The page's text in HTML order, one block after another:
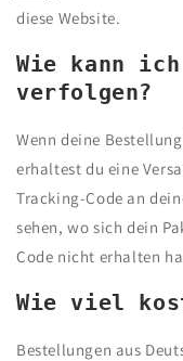
diese Website.
Wie kann ich
verfolgen?
Wenn deine
erhaltest du eine
Tracking-Code an
sehen, wo sich dein
Code nicht erhalten
Wie viel
Bestellungen aus